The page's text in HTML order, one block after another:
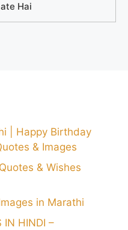
Hai
| Happy Birthday
& Images
Quotes & Wishes
in Marathi
IN HINDI –